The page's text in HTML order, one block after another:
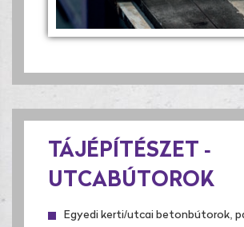
TÁJÉPÍTÉSZET -
UTCABÚTOROK
Egyedi kerti/utcai betonbútorok,